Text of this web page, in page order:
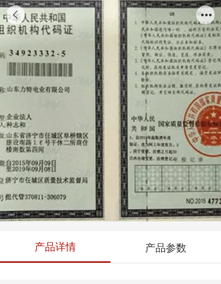
力特组织代码证
产品详情 产品参数